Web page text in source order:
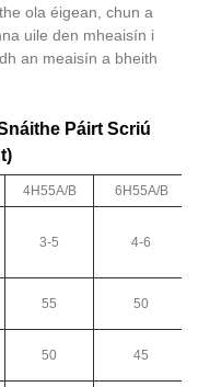
ola éigean, chun a
uile den mheaisín i
an meaisín a bheith
Páirt Scriú
4H55A/B 6H55A/B
3-5 4-6
55 50
50 45